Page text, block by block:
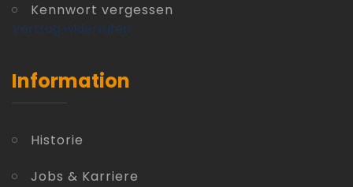
Kennwort vergessen
Vertrag widerrufen
Information
Historie
Jobs & Karriere